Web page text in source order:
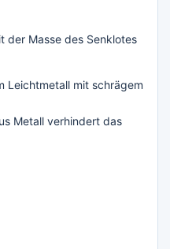
der Masse des Senklotes
Leichtmetall mit schrägem
Metall verhindert das